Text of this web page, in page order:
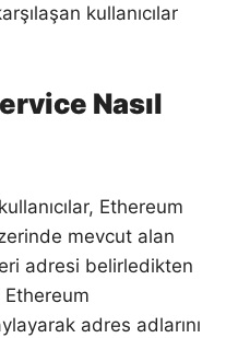
kullanıcılar
Nasıl
Ethereum
mevcut alan
adresi belirledikten
Ethereum
adres adlarını